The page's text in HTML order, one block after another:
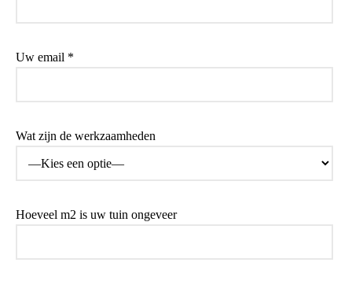
Uw email *
Wat zijn de werkzaamheden
Hoeveel m2 is uw tuin ongeveer